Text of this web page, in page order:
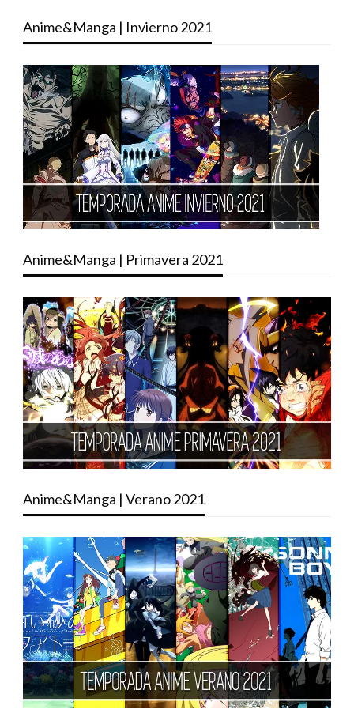
Anime&Manga | Invierno 2021
Anime&Manga | Primavera 2021
Anime&Manga | Verano 2021